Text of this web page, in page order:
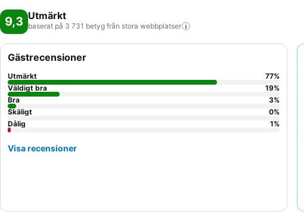
9,3 Utmärkt
baserat på 3 731 betyg från stora webbplatser
Gästrecensioner
Utmärkt 77%
Väldigt bra
19%
Bra
3%
Skäligt
0%
Dålig
1%
Visa recensioner